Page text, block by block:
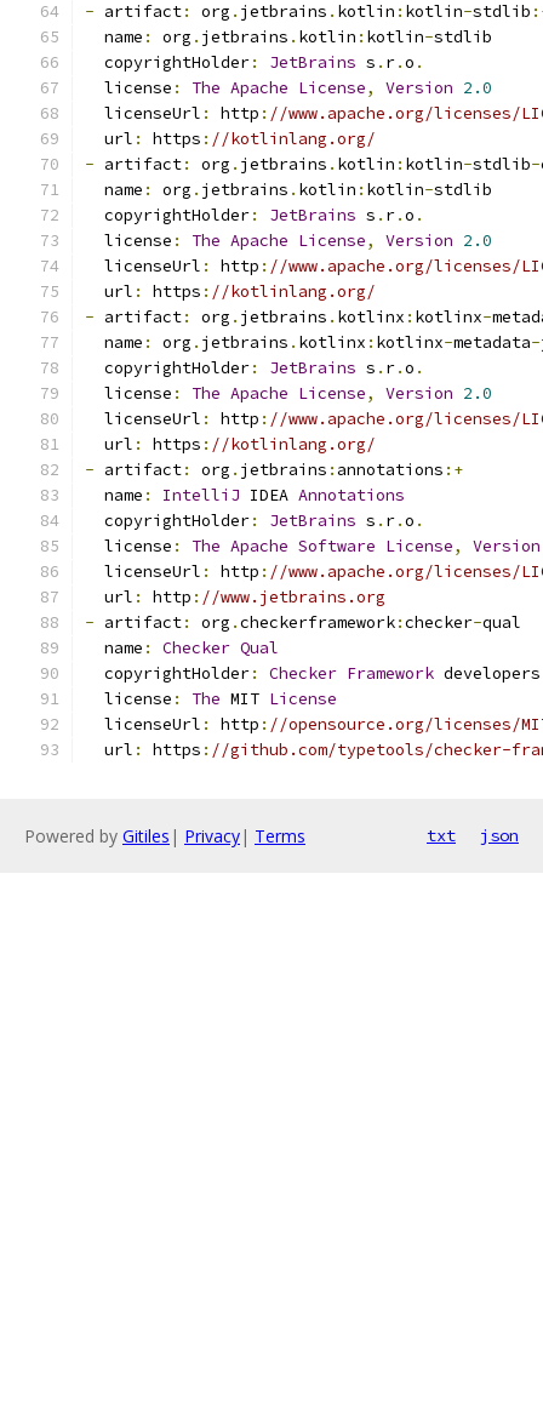
- artifact: org . jetbrains . kotlin : kotlin-stdlib
  name
: org . jetbrains . kotlin : kotlin-stdlib
  copyrightHolder
: JetBrains s . r.o .
  license
: The Apache License, Version 2.0
  licenseUrl
: http : //www.apache.org/licenses/
  url
: https : //kotlinlang.org/
- artifact: org . jetbrains . kotlin : kotlin-stdlib-
  name
: org . jetbrains . kotlin : kotlin-stdlib
  copyrightHolder
: JetBrains s . r.o .
  license
: The Apache License, Version 2.0
  licenseUrl
: http : //www.apache.org/licenses/
  url
: https : //kotlinlang.org/
- artifact: org . jetbrains . kotlinx : kotlinx-
  name
: org . jetbrains . kotlinx : kotlinx-metadata-
  copyrightHolder
: JetBrains s . r.o .
  license
: The Apache License, Version 2.0
  licenseUrl
: http : //www.apache.org/licenses/
  url
: https : //kotlinlang.org/
- artifact: org . jetbrains : annotations :+
  name
: IntelliJ IDEA Annotations
  copyrightHolder
: JetBrains s . r.o .
  license
: The Apache Software License,
Version
  licenseUrl
: http : //www.apache.org/licenses/
  url
: http : //www.jetbrains.org
- artifact: org .checkerframework:checker-qual
  name
: Checker Qual
  copyrightHolder
: Checker Framework developers
  license
: The MIT License
  licenseUrl
: http : //opensource.org/licenses/
  url
: https : //github.com/typetools/checker-
Powered by Gitiles | Privacy| Terms txt json